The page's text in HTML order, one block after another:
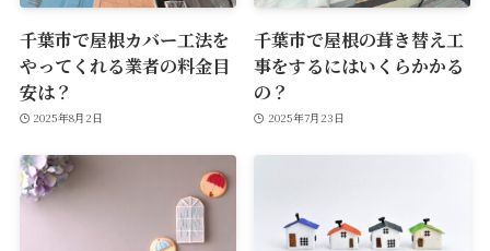
千葉市で屋根カバー工法を
やってくれる業者の料金目
安は？
2025年8月2日
千葉市で屋根の葺き替え工
事をするにはいくらかかる
の？
2025年7月23日